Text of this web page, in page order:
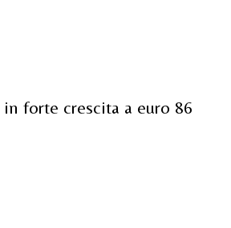
forte crescita a euro 86